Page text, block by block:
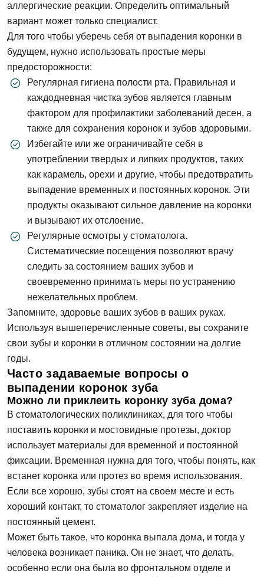
аллергические реакции. Определить оптимальный
вариант может только специалист.
Для того чтобы уберечь себя от выпадения коронки в
будущем, нужно использовать простые меры
предосторожности:
Регулярная гигиена полости рта. Правильная и
каждодневная чистка зубов является главным
фактором для профилактики заболеваний десен, а
также для сохранения коронок и зубов здоровыми.
Избегайте или же ограничивайте себя в
употреблении твердых и липких продуктов, таких
как карамель, орехи и другие, чтобы предотвратить
выпадение временных и постоянных коронок. Эти
продукты оказывают сильное давление на коронки
и вызывают их отслоение.
Регулярные осмотры у стоматолога.
Систематические посещения позволяют врачу
следить за состоянием ваших зубов и
своевременно принимать меры по устранению
нежелательных проблем.
Запомните, здоровье ваших зубов в ваших руках.
Используя вышеперечисленные советы, вы сохраните
свои зубы и коронки в отличном состоянии на долгие
годы.
Часто задаваемые вопросы о
выпадении коронок зуба
Можно ли приклеить коронку зуба дома?
В стоматологических поликлиниках, для того чтобы
поставить коронки и мостовидные протезы, доктор
использует материалы для временной и постоянной
фиксации. Временная нужна для того, чтобы понять, как
встанет коронка или протез во время использования.
Если все хорошо, зубы стоят на своем месте и есть
хороший контакт, то стоматолог закрепляет изделие на
постоянный цемент.
Может быть такое, что коронка выпала дома, и тогда у
человека возникает паника. Он не знает, что делать,
особенно если она была во фронтальном отделе и
Запись на прием
Имя
Телефон
Согласен наобработку персональных
данных
Записаться на приём
Задать вопрос
ФИО
E-mail
Сообщение
Согласен на
данных
Отправить
Заявка отправлена!
Мы свяжемся с вами в ближайшее время
ОК